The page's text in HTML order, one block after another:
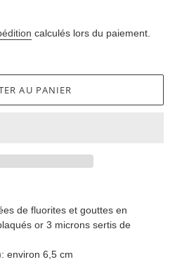
calculés lors du paiement.
AU PANIER
de fluorites et gouttes en
or 3 microns sertis de
environ 6,5 cm